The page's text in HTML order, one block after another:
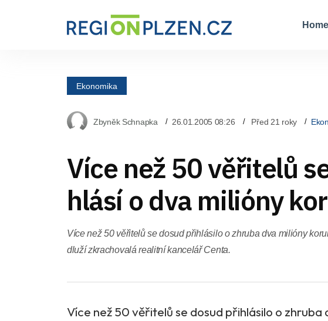
Home
Ekonomika
Zbyněk Schnapka 26.01.2005 08:26 Před 21 roky
Více než 50 věřitelů
hlásí o dva milióny
Více než 50 věřitelů se dosud přihlásilo o zhruba dva milióny
dluží zkrachovalá realitní kancelář Centa.
Více než 50 věřitelů se dosud přihlásilo o zhruba